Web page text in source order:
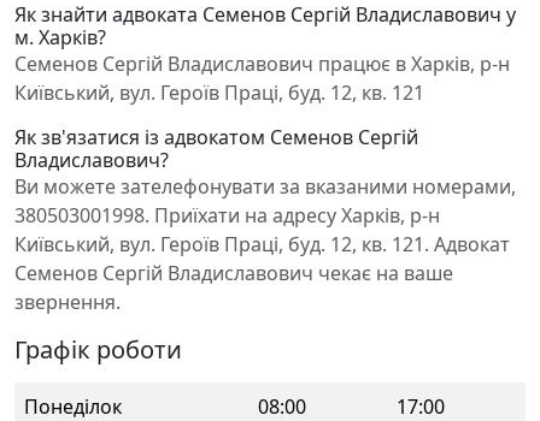
Як знайти адвоката Семенов Сергій Владиславович у
м. Харків?
Семенов Сергій Владиславович працює в Харків, р-н
Київський, вул. Героїв Праці, буд. 12, кв. 121
Як зв'язатися із адвокатом Семенов Сергій
Владиславович?
Ви можете зателефонувати за вказаними номерами,
380503001998. Приїхати на адресу Харків, р-н
Київський, вул. Героїв Праці, буд. 12, кв. 121. Адвокат
Семенов Сергій Владиславович чекає на ваше
звернення.
Графік роботи
Понеділок 08:00
17:00